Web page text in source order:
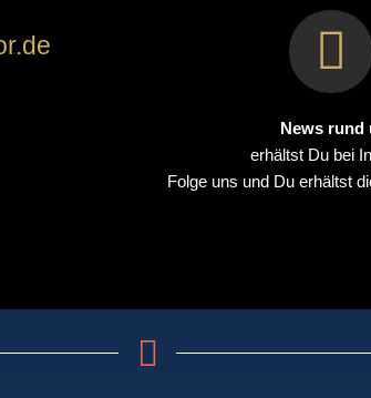
F
a
c
e
o
o
News rund
erhältst Du bei
Folge uns und Du erhältst